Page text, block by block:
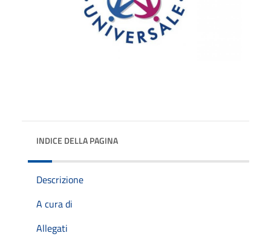
INDICE DELLA PAGINA
Descrizione
A cura di
Allegati